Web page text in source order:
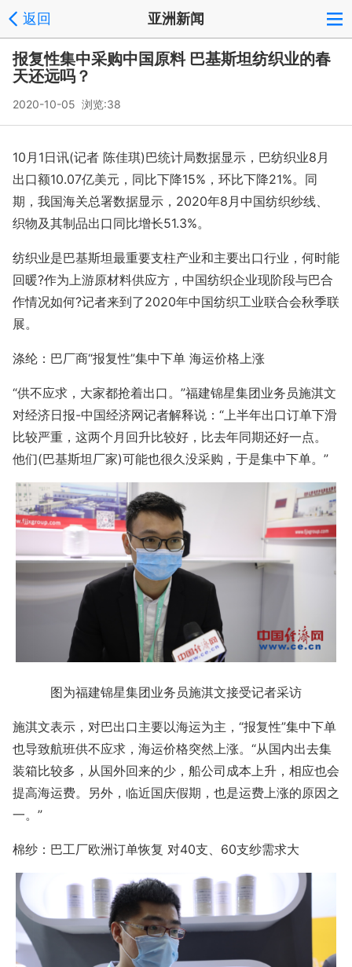
返回 亚洲新闻
报复性集中采购中国原料 巴基斯坦纺织业的春
天还远吗？
2020-10-05 浏览:38
10月1日讯(记者 陈佳琪)巴统计局数据显示，巴纺织业8月
出口额10.07亿美元，同比下降15%，环比下降21%。同
期，我国海关总署数据显示，2020年8月中国纺织纱线、
织物及其制品出口同比增长51.3%。
纺织业是巴基斯坦最重要支柱产业和主要出口行业，何时能
回暖?作为上游原材料供应方，中国纺织企业现阶段与巴合
作情况如何?记者来到了2020年中国纺织工业联合会秋季联
展。
涤纶：巴厂商“报复性”集中下单 海运价格上涨
“供不应求，大家都抢着出口。”福建锦星集团业务员施淇文
对经济日报-中国经济网记者解释说：“上半年出口订单下滑
比较严重，这两个月回升比较好，比去年同期还好一点。
他们(巴基斯坦厂家)可能也很久没采购，于是集中下单。”
图为福建锦星集团业务员施淇文接受记者采访
施淇文表示，对巴出口主要以海运为主，“报复性”集中下单
也导致航班供不应求，海运价格突然上涨。“从国内出去集
装箱比较多，从国外回来的少，船公司成本上升，相应也会
提高海运费。另外，临近国庆假期，也是运费上涨的原因之
一。”
棉纱：巴工厂欧洲订单恢复 对40支、60支纱需求大